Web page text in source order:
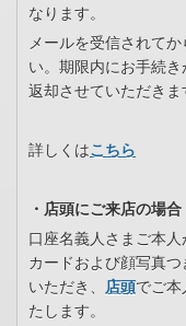
なります。
メールを受信されて
い。期限内にお手続
返却させていただきま
詳しくはこちら
・店頭にご来店の場合
口座名義人さまご本
カードおよび顔写真
いただき、 店頭でご
たします。